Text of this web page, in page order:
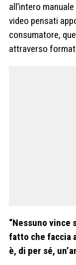
all’intero
video pensati
consumatore,
attraverso
“Nessuno vince
fatto che faccia
è, di per sé,